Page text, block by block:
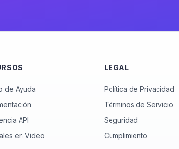
de Ayuda
API
en Video
LEGAL
Política de Privacidad
Términos de Servicio
Seguridad
Cumplimiento